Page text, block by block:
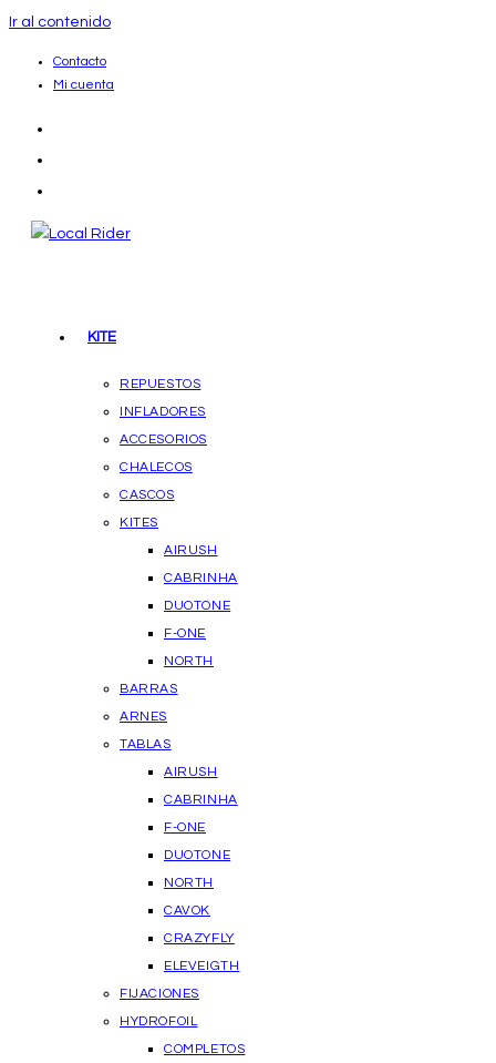
Ir al contenido
Contacto
Mi cuenta
KITE
REPUESTOS
INFLADORES
ACCESORIOS
CHALECOS
CASCOS
KITES
AIRUSH
CABRINHA
DUOTONE
F-ONE
NORTH
BARRAS
ARNES
TABLAS
AIRUSH
CABRINHA
F-ONE
DUOTONE
NORTH
CAVOK
CRAZYFLY
ELEVEIGTH
FIJACIONES
HYDROFOIL
COMPLETOS